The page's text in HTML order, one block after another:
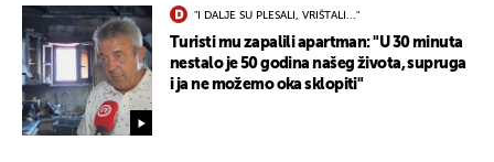
"I DALJE SU PLESALI, VRIŠTALI..."
Turisti mu zapalili apartman: "U 30 minuta
nestalo je 50 godina našeg života, supruga
i ja ne možemo oka sklopiti"